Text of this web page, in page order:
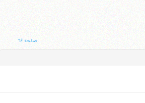
صفحه ۱۱۶